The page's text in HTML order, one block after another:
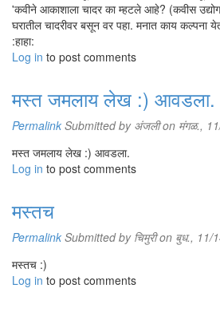
'कवीने आकाशाला चादर का म्हटले आहे? (कवीस
घरातील चादरीवर बसून वर पहा. मनात काय कल्पना
:हाहा:
Log in to post comments
मस्त जमलाय लेख :) आवडला.
Permalink Submitted by अंजलीon मंगळ.,
मस्त जमलाय लेख :) आवडला.
Log in to post comments
मस्तच
Permalink Submitted by चिमुरीon बुध., 11/
मस्तच :)
Log in to post comments